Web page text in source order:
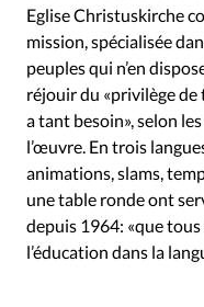
Mission
Monde
Société
Eglise Christuskirche
mission, spécialisée
peuples qui n’en
réjouir du «privilège de
a tant besoin», selon
l’œuvre. En trois
animations, slams,
une table ronde ont
depuis 1964: «que tous
l’éducation dans la